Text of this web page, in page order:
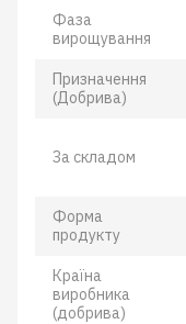
Фаза
вирощування
Призначення
(Добрива)
За складом
Форма
продукту
Країна
виробника
(добрива)